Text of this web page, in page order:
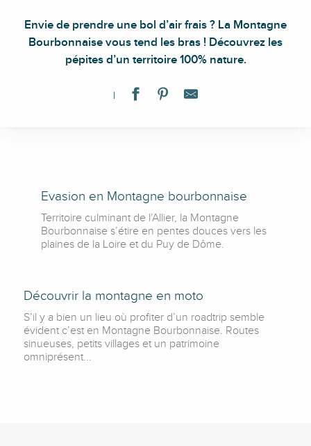
Envie de prendre une bol d’air frais ? La Montagne
Bourbonnaise vous tend les bras ! Découvrez les
pépites d’un territoire 100% nature.
Evasion en Montagne bourbonnaise
Territoire culminant de l’Allier, la Montagne
Bourbonnaise s’étire en pentes douces vers les
plaines de la Loire et du Puy de Dôme.
Découvrir la montagne en moto
S’il y a bien un lieu où profiter d’un roadtrip semble
évident c’est en Montagne Bourbonnaise. Routes
sinueuses, petits villages et un patrimoine
omniprésent...